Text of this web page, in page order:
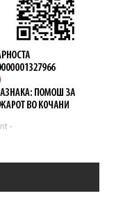
-